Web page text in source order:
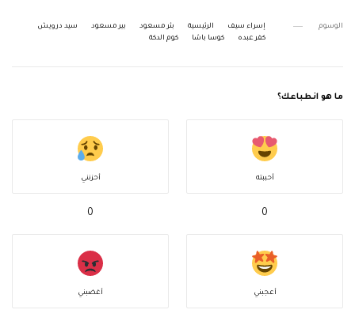
الوسوم إسراء سيف الرئيسية بئر مسعود بير مسعود
سيد درويش
كفر عبده
كوسا باشا كوم الدكة
ما هو انطباعك؟
أحببته
0
أحزنني
0
أعجبني أغضبني